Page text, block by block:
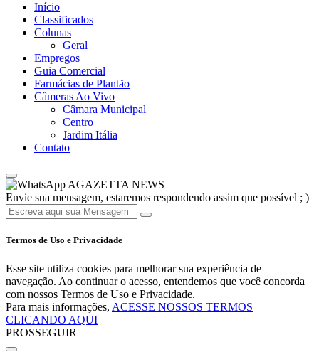
Início
Classificados
Colunas
Geral
Empregos
Guia Comercial
Farmácias de Plantão
Câmeras Ao Vivo
Câmara Municipal
Centro
Jardim Itália
Contato
AGAZETTA NEWS
Envie sua mensagem, estaremos respondendo assim que possível ; )
Termos de Uso e Privacidade
Esse site utiliza cookies para melhorar sua experiência de
navegação. Ao continuar o acesso, entendemos que você concorda
com nossos Termos de Uso e Privacidade.
Para mais informações, ACESSE NOSSOS TERMOS
CLICANDO AQUI
PROSSEGUIR